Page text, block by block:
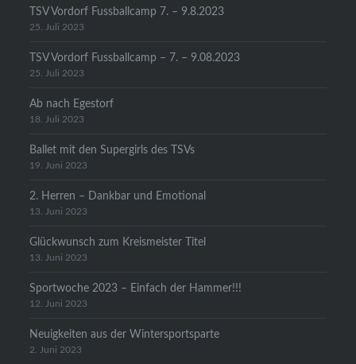
TSV Vordorf Fussballcamp 7. – 9.8.2023
25. Juli 2023
TSV Vordorf Fussballcamp – 7. – 9.08.2023
25. Juli 2023
Ab nach Egestorf
18. Juli 2023
Ballet mit den Supergirls des TSVs
19. Juni 2023
2. Herren – Dankbar und Emotional
13. Juni 2023
Glückwunsch zum Kreismeister Titel
13. Juni 2023
Sportwoche 2023 – Einfach der Hammer!!!
12. Juni 2023
Neuigkeiten aus der Wintersportsparte
2. Juni 2023